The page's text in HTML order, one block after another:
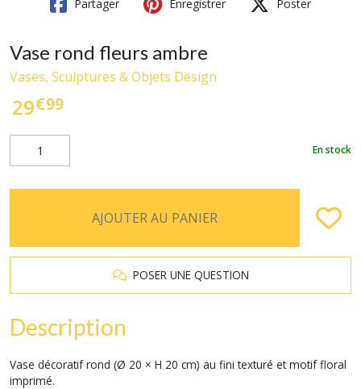
Partager Enregistrer Poster
Vase rond fleurs ambre
Vases, Sculptures & Objets Design
29€99
En stock
AJOUTER AU PANIER
POSER UNE QUESTION
Description
Vase décoratif rond (Ø 20 × H 20 cm) au fini texturé et motif floral
imprimé.